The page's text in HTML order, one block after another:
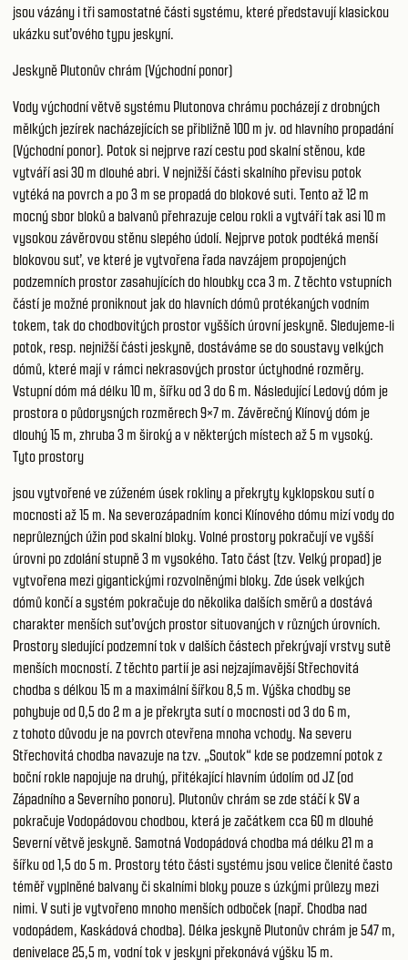
jsou vázány i tři samostatné části systému, které představují klasickou
ukázku suťového typu jeskyní.
Jeskyně Plutonův chrám (Východní ponor)
Vody východní větvě systému Plutonova chrámu pocházejí z drobných
mělkých jezírek nacházejících se přibližně 100 m jv. od hlavního propadání
(Východní ponor). Potok si nejprve razí cestu pod skalní stěnou, kde
vytváří asi 30 m dlouhé abri. V nejnižší části skalního převisu potok
vytéká na povrch a po 3 m se propadá do blokové suti. Tento až 12 m
mocný sbor bloků a balvanů přehrazuje celou rokli a vytváří tak asi 10 m
vysokou závěrovou stěnu slepého údolí. Nejprve potok podtéká menší
blokovou suť, ve které je vytvořena řada navzájem propojených
podzemních prostor zasahujících do hloubky cca 3 m. Z těchto vstupních
částí je možné proniknout jak do hlavních dómů protékaných vodním
tokem, tak do chodbovitých prostor vyšších úrovní jeskyně. Sledujeme-li
potok, resp. nejnižší části jeskyně, dostáváme se do soustavy velkých
dómů, které mají v rámci nekrasových prostor úctyhodné rozměry.
Vstupní dóm má délku 10 m, šířku od 3 do 6 m. Následující Ledový dóm je
prostora o půdorysných rozměrech 9×7 m. Závěrečný Klínový dóm je
dlouhý 15 m, zhruba 3 m široký a v některých místech až 5 m vysoký.
Tyto prostory
jsou vytvořené ve zúženém úsek rokliny a překryty kyklopskou sutí o
mocnosti až 15 m. Na severozápadním konci Klínového dómu mizí vody do
neprůlezných úžin pod skalní bloky. Volné prostory pokračují ve vyšší
úrovni po zdolání stupně 3 m vysokého. Tato část (tzv. Velký propad) je
vytvořena mezi gigantickými rozvolněnými bloky. Zde úsek velkých
dómů končí a systém pokračuje do několika dalších směrů a dostává
charakter menších suťových prostor situovaných v různých úrovních.
Prostory sledující podzemní tok v dalších částech překrývají vrstvy sutě
menších mocností. Z těchto partií je asi nejzajímavější Střechovitá
chodba s délkou 15 m a maximální šířkou 8,5 m. Výška chodby se
pohybuje od 0,5 do 2 m a je překryta sutí o mocnosti od 3 do 6 m,
z tohoto důvodu je na povrch otevřena mnoha vchody. Na severu
Střechovitá chodba navazuje na tzv. „Soutok“ kde se podzemní potok z
boční rokle napojuje na druhý, přitékající hlavním údolím od JZ (od
Západního a Severního ponoru). Plutonův chrám se zde stáčí k SV a
pokračuje Vodopádovou chodbou, která je začátkem cca 60 m dlouhé
Severní větvě jeskyně. Samotná Vodopádová chodba má délku 21 m a
šířku od 1,5 do 5 m. Prostory této části systému jsou velice členité často
téměř vyplněné balvany či skalními bloky pouze s úzkými průlezy mezi
nimi. V suti je vytvořeno mnoho menších odboček (např. Chodba nad
vodopádem, Kaskádová chodba). Délka jeskyně Plutonův chrám je 547 m,
denivelace 25,5 m, vodní tok v jeskyni překonává výšku 15 m.